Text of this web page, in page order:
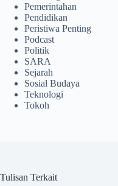
Pemerintahan
Pendidikan
Peristiwa Penting
Podcast
Politik
SARA
Sejarah
Sosial Budaya
Teknologi
Tokoh
Tulisan Terkait